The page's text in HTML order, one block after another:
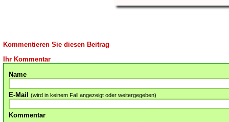
Kommentieren Sie diesen Beitrag
Ihr Kommentar
Name
E-Mail (wird in keinem Fall angezeigt oder weitergegeben)
Kommentar